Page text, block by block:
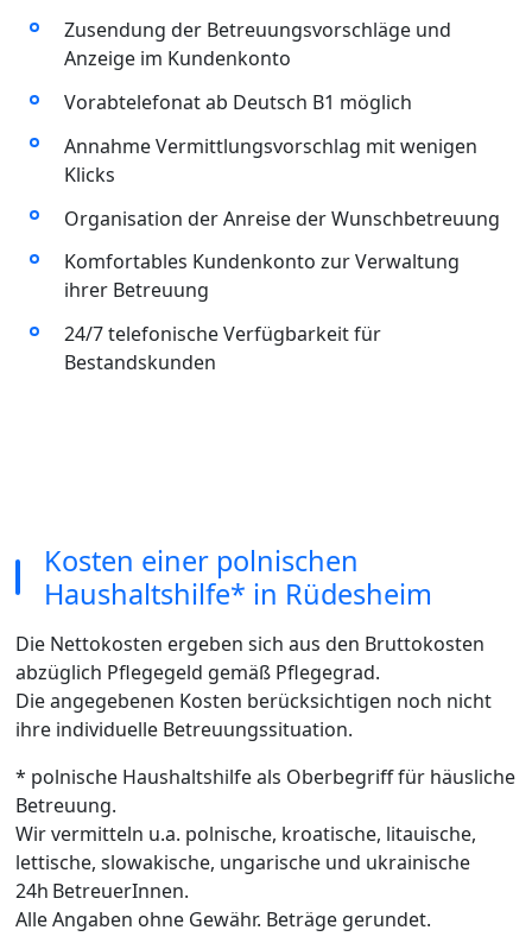
Zusendung der Betreuungsvorschläge und
Anzeige im Kundenkonto
Vorabtelefonat ab Deutsch B1 möglich
Annahme Vermittlungsvorschlag mit wenigen
Klicks
Organisation der Anreise der Wunschbetreuung
Komfortables Kundenkonto zur Verwaltung
ihrer Betreuung
24/7 telefonische Verfügbarkeit für
Bestandskunden
Kosten einer polnischen
Haushaltshilfe* in Rüdesheim
Die Nettokosten ergeben sich aus den Bruttokosten
abzüglich Pflegegeld gemäß Pflegegrad.
Die angegebenen Kosten berücksichtigen noch nicht
ihre individuelle Betreuungssituation.
* polnische Haushaltshilfe als Oberbegriff für häusliche
Betreuung.
Wir vermitteln u.a. polnische, kroatische, litauische,
lettische, slowakische, ungarische und ukrainische
24h BetreuerInnen.
Alle Angaben ohne Gewähr. Beträge gerundet.